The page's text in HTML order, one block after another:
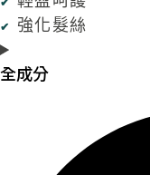
強化髮絲
全成分